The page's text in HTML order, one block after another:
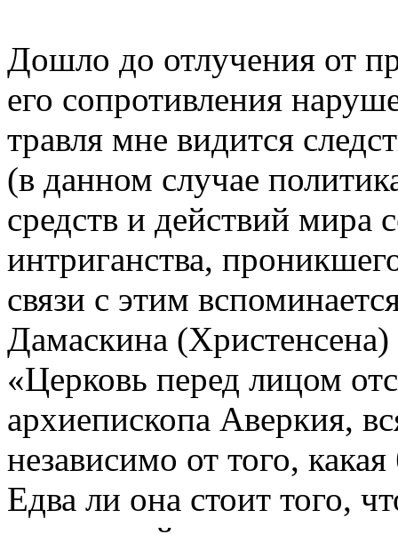
Дошло до отлучения от
его сопротивления
травля мне видится
(в данном случае
средств и действий мира
интриганства,
связи с этим
Дамаскина
«Церковь перед лицом
архиепископа Аверкия,
независимо от того,
Едва ли она стоит того,